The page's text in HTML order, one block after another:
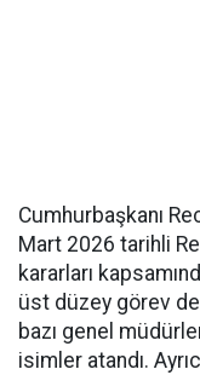
Cumhurbaşkanı
Mart 2026 tarihli
kararları
üst düzey görev
bazı genel
isimler atandı.